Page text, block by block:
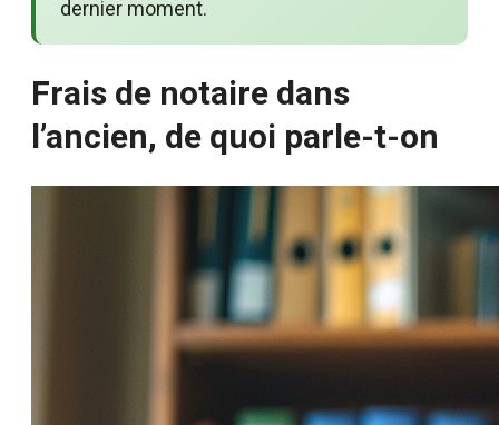
dernier moment.
Frais de notaire dans
l’ancien, de quoi parle-t-on